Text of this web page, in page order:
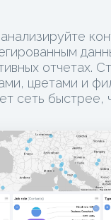
отчетах.
цветами и
сеть быстрее,